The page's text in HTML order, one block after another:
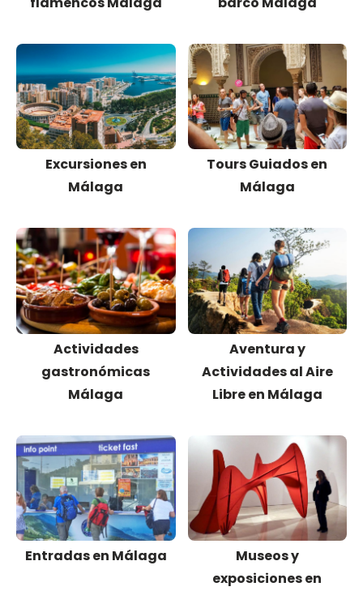
Excursiones en
Málaga
Tours Guiados en
Málaga
Actividades
gastronómicas
Málaga
Aventura y
Actividades al Aire
Libre en Málaga
Entradas en Málaga
Museos y
exposiciones en